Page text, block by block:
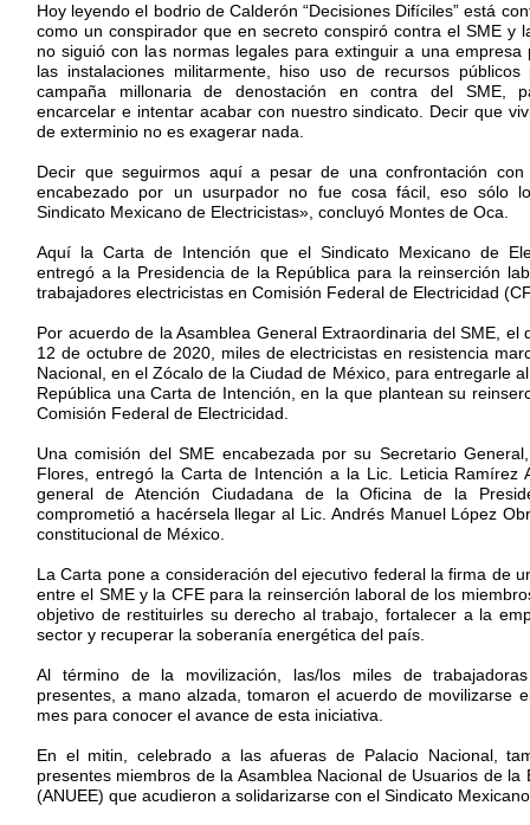
Hoy leyendo el bodrio de Calderón “Decisiones Difíciles” está
como un conspirador que en secreto conspiró contra el SME y
no siguió con las normas legales para extinguir a una empresa
las instalaciones militarmente, hiso uso de recursos
campaña millonaria de denostación en contra del SME,
encarcelar e intentar acabar con nuestro sindicato. Decir que
de exterminio no es exagerar nada.
Decir que seguirmos aquí a pesar de una confrontación con
encabezado por un usurpador no fue cosa fácil, eso sólo
Sindicato Mexicano de Electricistas», concluyó Montes de Oca.
Aquí la Carta de Intención que el Sindicato Mexicano de
entregó a la Presidencia de la República para la reinserción
trabajadores electricistas en Comisión Federal de Electricidad
Por acuerdo de la Asamblea General Extraordinaria del SME, el
12 de octubre de 2020, miles de electricistas en resistencia
Nacional, en el Zócalo de la Ciudad de México, para entregarle
República una Carta de Intención, en la que plantean su
Comisión Federal de Electricidad.
Una comisión del SME encabezada por su Secretario
Flores, entregó la Carta de Intención a la Lic. Leticia Ramírez
general de Atención Ciudadana de la Oficina de la
comprometió a hacérsela llegar al Lic. Andrés Manuel López
constitucional de México.
La Carta pone a consideración del ejecutivo federal la firma de
entre el SME y la CFE para la reinserción laboral de los
objetivo de restituirles su derecho al trabajo, fortalecer a la
sector y recuperar la soberanía energética del país.
Al término de la movilización, las/los miles de
presentes, a mano alzada, tomaron el acuerdo de movilizarse
mes para conocer el avance de esta iniciativa.
En el mitin, celebrado a las afueras de Palacio Nacional,
presentes miembros de la Asamblea Nacional de Usuarios de la
(ANUEE) que acudieron a solidarizarse con el Sindicato